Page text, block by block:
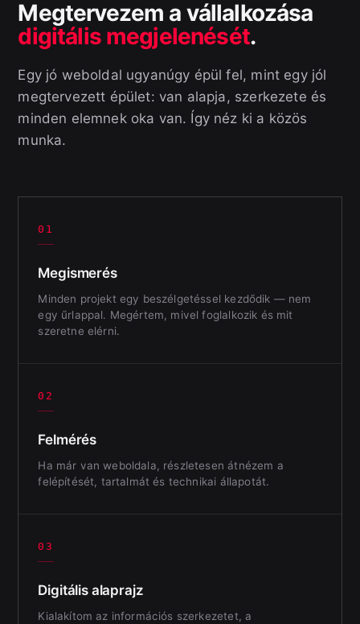
Megtervezem a vállalkozása
digitális megjelenését.
Egy jó weboldal ugyanúgy épül fel, mint egy jól
megtervezett épület: van alapja, szerkezete és
minden elemnek oka van. Így néz ki a közös
munka.
01
Megismerés
Minden projekt egy beszélgetéssel kezdődik — nem
egy űrlappal. Megértem, mivel foglalkozik és mit
szeretne elérni.
02
Felmérés
Ha már van weboldala, részletesen átnézem a
felépítését, tartalmát és technikai állapotát.
03
Digitális alaprajz
Kialakítom az információs szerkezetet, a